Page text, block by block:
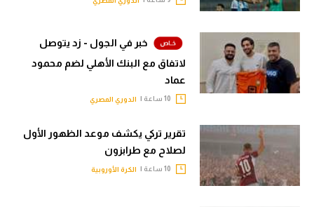
خبر في الجول - زد يتوصل
لاتفاق مع البنك الأهلي لضم محمود
عماد
الدوري المصري
تقرير تركي يكشف موعد الظهور الأول
لصلاح مع طرابزون
الكرة الأوروبية